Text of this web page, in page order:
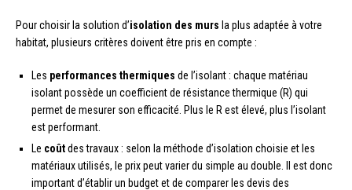
Pour choisir la solution d’isolation des murs la plus adaptée à votre
habitat, plusieurs critères doivent être pris en compte :
Les performances thermiques de l’isolant : chaque matériau
isolant possède un coefficient de résistance thermique (R) qui
permet de mesurer son efficacité. Plus le R est élevé, plus l’isolant
est performant.
Le coûtdes travaux : selon la méthode d’isolation choisie et les
matériaux utilisés, le prix peut varier du simple au double. Il est donc
important d’établir un budget et de comparer les devis des